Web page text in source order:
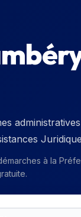
à la